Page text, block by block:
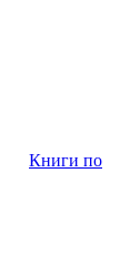
Книги по